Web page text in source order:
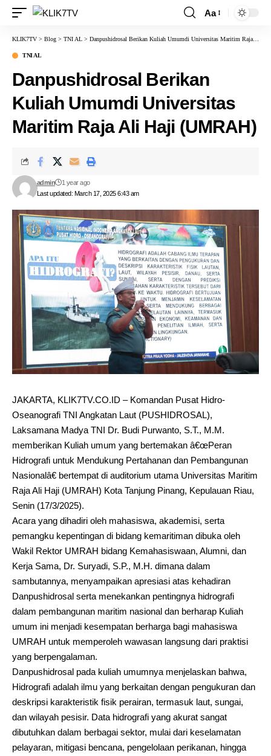
Aa
KLIK7TV > Blog > TNI AL > Danpushidrosal Berikan Kuliah Umumdi Universitas Maritim Raja Ali Haji (UMRAH)
TNI AL
Danpushidrosal Berikan
Kuliah Umumdi Universitas
Maritim Raja Ali Haji (UMRAH)
Last updated: March 17, 2025 6:43 am
admin 1 year ago
JAKARTA, KLIK7TV.CO.ID – Komandan Pusat Hidro-
Oseanografi TNI Angkatan Laut (PUSHIDROSAL),
Laksamana Madya TNI Dr. Budi Purwanto, S.T., M.M.
memberikan Kuliah umum yang bertemakan â€œPeran
Hidrografi untuk Mendukung Pertahanan dan Pembangunan
Nasionalâ€ bertempat di auditorium utama Universitas Maritim
Raja Ali Haji (UMRAH) Kota Tanjung Pinang, Kepulauan Riau,
Senin (17/3/2025).
Acara yang dihadiri oleh mahasiswa, akademisi, serta
pemangku kepentingan di bidang kemaritiman dibuka oleh
Wakil Rektor UMRAH bidang Kemahasiswaan, Alumni, dan
Kerja Sama, Dr. Suryadi, S.P., M.H. dimana dalam
sambutannya, menyampaikan apresiasi atas kehadiran
Danpushidrosal serta menekankan pentingnya hidrografi
dalam pembangunan maritim nasional dan berharap Kuliah
umum ini menjadi kesempatan berharga bagi mahasiswa
UMRAH untuk memperoleh wawasan langsung dari praktisi
yang berpengalaman.
Danpushidrosal pada kuliah umumnya menjelaskan bahwa,
Hidrografi adalah ilmu yang berkaitan dengan pengukuran dan
deskripsi karakteristik fisik perairan, termasuk laut, sungai,
dan wilayah pesisir. Data hidrografi yang akurat sangat
dibutuhkan dalam berbagai sektor, mulai dari keselamatan
pelayaran, mitigasi bencana, pengelolaan perikanan, hingga